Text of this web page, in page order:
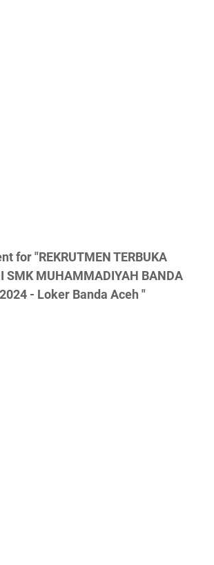
for "REKRUTMEN TERBUKA
SMK MUHAMMADIYAH BANDA
- Loker Banda Aceh "